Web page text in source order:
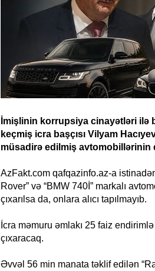
İmişlinin korrupsiya cinayətləri ilə
keçmiş icra başçısı Vilyam
müsadirə edilmiş avtomobillərinin
AzFakt.com qafqazinfo.az-a
Rover” və “BMW 740İ” markalı
çıxarılsa da, onlara alıcı tapılmayıb.
İcra məmuru əmlakı 25 faiz
çıxaracaq.
Əvvəl 56 min manata təklif edilən